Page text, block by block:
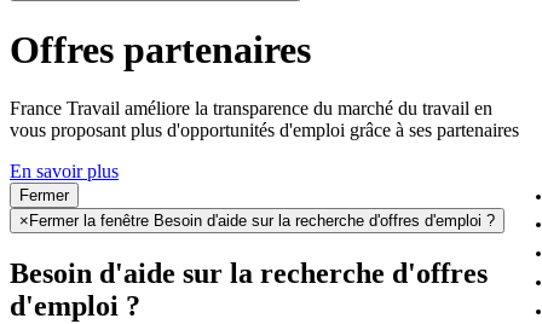
Offres partenaires
France Travail améliore la transparence du marché du travail en
vous proposant plus d'opportunités d'emploi grâce à ses partenaires
En savoir plus
Fermer
× Fermer la fenêtre Besoin d'aide sur la recherche d'offres d'emploi ?
Besoin d'aide sur la recherche d'offres
d'emploi ?